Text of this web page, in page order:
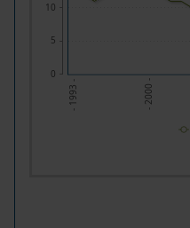
- 1993 - - 2000 -
0
5
10